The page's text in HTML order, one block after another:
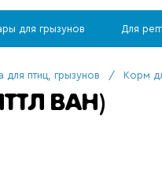
для грызунов Для
для птиц, грызунов / Корм
ВАН)